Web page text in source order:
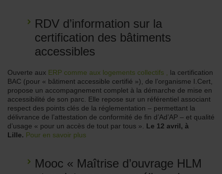
RDV d’information sur la
certification des bâtiments
accessibles
Ouverte aux ERP comme aux logements collectifs , la certification
BAC (pour « bâtiment accessible certifié »), de l’organisme I.Cert,
propose un accompagnement complet à la démarche de mise en
accessibilité de son parc. Elle repose sur un référentiel associant
respect des points clés de la réglementation – permettant la
délivrance de l’attestation de conformité de fin d’Ad’AP – et qualité
d’usage « pour un accès de tout par tous ».
Le 12 avril, à
Lille. Pour en savoir plus
Mooc « Maîtrise d’ouvrage HLM